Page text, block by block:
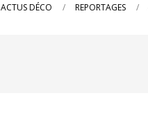
ACTUS DÉCO REPORTAGES